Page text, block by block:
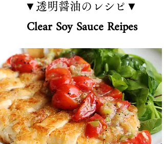
▼透明醤油のレシピ▼
Clear Soy Sauce Reipes